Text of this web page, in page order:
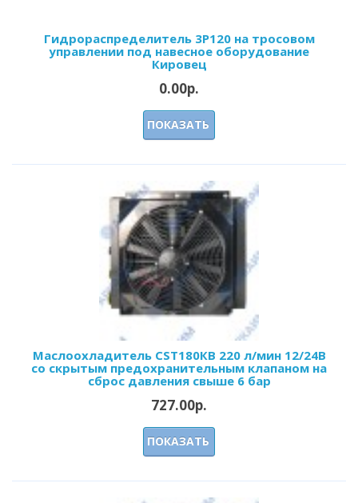
Гидрораспределитель 3Р120 на тросовом
управлении под навесное оборудование
Кировец
0.00р.
ПОКАЗАТЬ
Маслоохладитель CST180КВ 220 л/мин 12/24В
со скрытым предохранительным клапаном на
сброс давления свыше 6 бар
727.00р.
ПОКАЗАТЬ